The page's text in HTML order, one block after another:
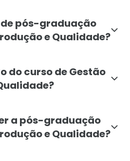
de pós-graduação
e Qualidade?
do curso de Gestão
a pós-graduação
e Qualidade?